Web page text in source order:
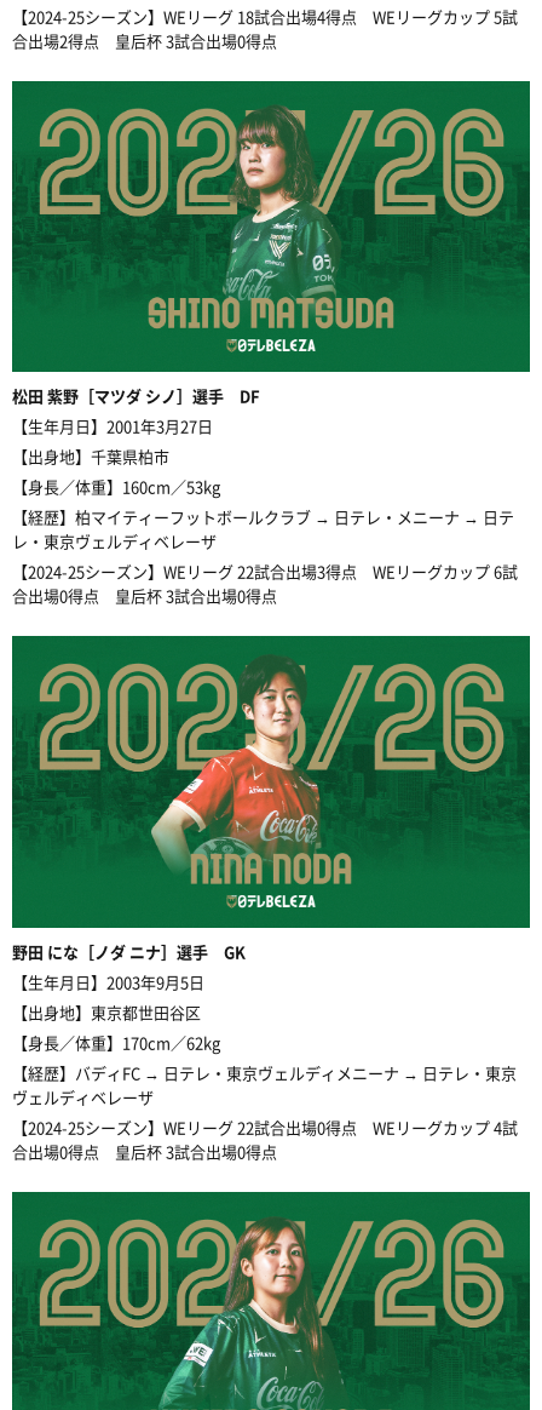
【2024-25シーズン】WEリーグ 18試合出場4得点 WEリーグカップ 5試
合出場2得点 皇后杯 3試合出場0得点
松田 紫野［マツダ シノ］選手 DF
【生年月日】2001年3月27日
【出身地】千葉県柏市
【身長／体重】160cm／53kg
【経歴】柏マイティーフットボールクラブ → 日テレ・メニーナ → 日テ
レ・東京ヴェルディベレーザ
【2024-25シーズン】WEリーグ 22試合出場3得点 WEリーグカップ 6試
合出場0得点 皇后杯 3試合出場0得点
野田 にな［ノダ ニナ］選手 GK
【生年月日】2003年9月5日
【出身地】東京都世田谷区
【身長／体重】170cm／62kg
【経歴】バディFC → 日テレ・東京ヴェルディメニーナ → 日テレ・東京
ヴェルディベレーザ
【2024-25シーズン】WEリーグ 22試合出場0得点 WEリーグカップ 4試
合出場0得点 皇后杯 3試合出場0得点